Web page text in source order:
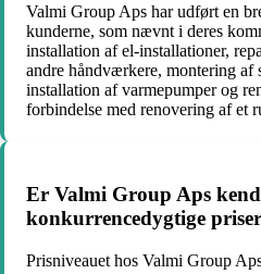
Valmi Group Aps har udført en
kunderne, som nævnt i deres
installation af el-installationer,
andre håndværkere, montering af
installation af varmepumper og
forbindelse med renovering af et
Er Valmi Group Aps
konkurrencedygtige
Prisniveauet hos Valmi Group